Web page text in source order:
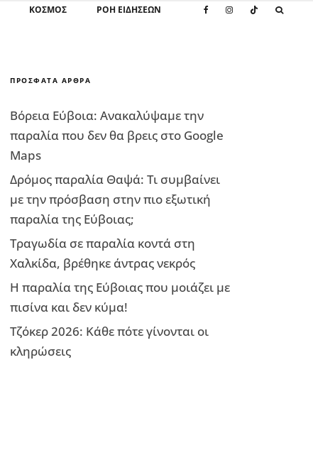
ΚΌΣΜΟΣ ΡΟΗ ΕΙΔΗΣΕΩΝ
ΠΡΌΣΦΑΤΑ ΆΡΘΡΑ
Βόρεια Εύβοια: Ανακαλύψαμε την
παραλία που δεν θα βρεις στο Google
Maps
Δρόμος παραλία Θαψά: Τι συμβαίνει
με την πρόσβαση στην πιο εξωτική
παραλία της Εύβοιας;
Τραγωδία σε παραλία κοντά στη
Χαλκίδα, βρέθηκε άντρας νεκρός
Η παραλία της Εύβοιας που μοιάζει με
πισίνα και δεν κύμα!
Τζόκερ 2026: Κάθε πότε γίνονται οι
κληρώσεις